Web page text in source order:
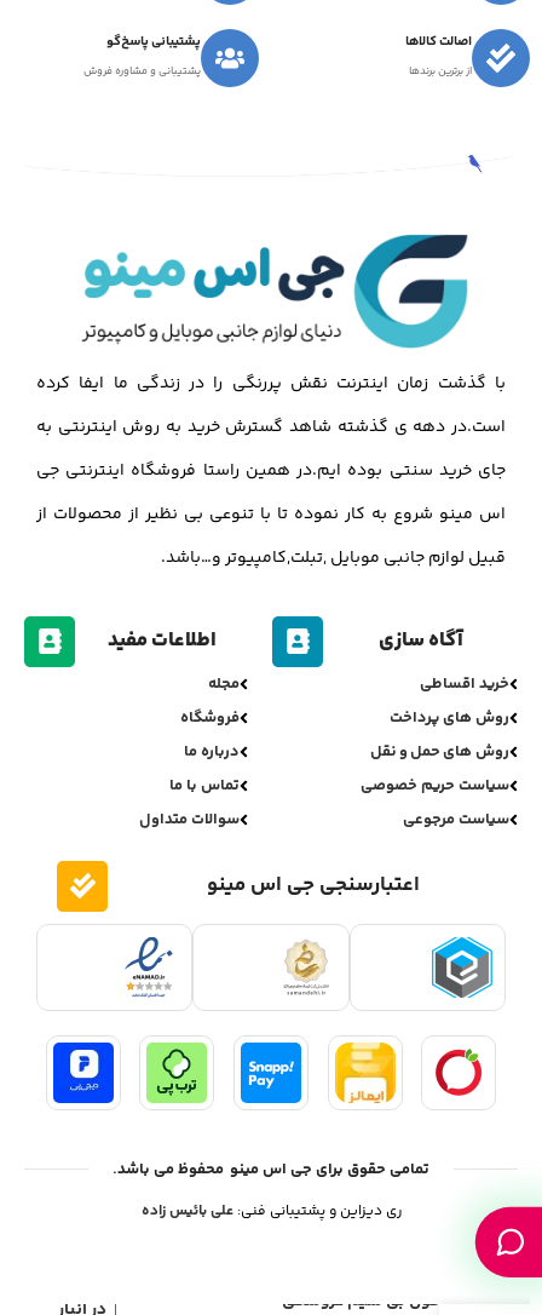
اصالت کالاها
از برترین برندها
پشتیبانی پاسخ‌گو
پشتیبانی و مشاوره فروش
با گذشت زمان اینترنت نقش پررنگی را در زندگی ما ایفا کرده
است.در دهه ی گذشته شاهد گسترش خرید به روش اینترنتی به
جای خرید سنتی بوده ایم.در همین راستا فروشگاه اینترنتی جی
اس مینو شروع به کار نموده تا با تنوعی بی نظیر از محصولات از
قبیل لوازم جانبی موبایل ,تبلت,کامپیوتر و…باشد.
آگاه سازی
خرید اقساطی
روش های پرداخت
روش های حمل و نقل
سیاست حریم خصوصی
سیاست مرجوعی
اطلاعات مفید
مجله
فروشگاه
درباره ما
تماس با ما
سوالات متداول
اعتبارسنجی جی اس مینو
تمامی حقوق برای جی اس مینو محفوظ می باشد.
ری دیزاین و پشتیبانی فنی:علی بائیس زاده
هدفون بی سیم عروسکی